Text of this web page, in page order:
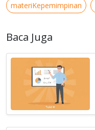
materiKepemimpinan
Baca Juga